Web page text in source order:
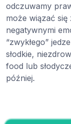
odczuwamy
może wiązać się
negatywnymi
“zwykłego”
słodkie,
food lub
później.